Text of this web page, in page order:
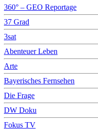
360° – GEO Reportage
37 Grad
3sat
Abenteuer Leben
Arte
Bayerisches Fernsehen
Die Frage
DW Doku
Fokus TV